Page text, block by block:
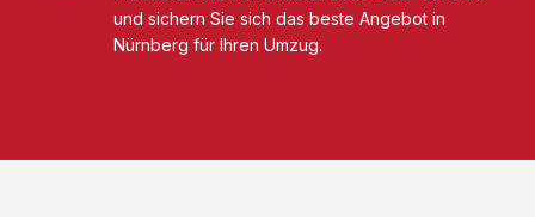
und sichern Sie sich das beste Angebot in
Nürnberg für Ihren Umzug.